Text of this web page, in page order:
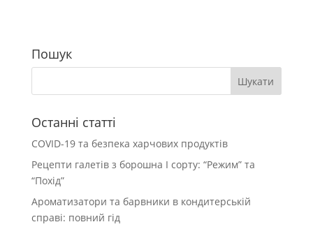
Пошук
Останні статті
COVID-19 та безпека харчових продуктів
Рецепти галетів з борошна І сорту: “Режим” та
“Похід”
Ароматизатори та барвники в кондитерській
справі: повний гід